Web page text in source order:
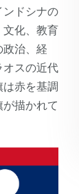
ドシナの
化、教育
治、経
スの近代
赤を基調
描かれて